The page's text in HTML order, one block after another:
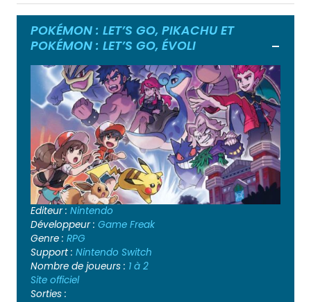
POKÉMON : LET’S GO, PIKACHU ET
POKÉMON : LET’S GO, ÉVOLI
Editeur : Nintendo
Développeur : Game Freak
Genre : RPG
Support : Nintendo Switch
Nombre de joueurs : 1 à 2
Site officiel
Sorties :